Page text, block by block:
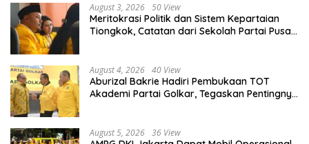
August 3, 2026 50 View
Meritokrasi Politik dan Sistem Kepartaian
Tiongkok, Catatan dari Sekolah Partai Pusat
August 4, 2026 40 View
Aburizal Bakrie Hadiri Pembukaan TOT
Akademi Partai Golkar, Tegaskan Pentingnya
August 5, 2026 36 View